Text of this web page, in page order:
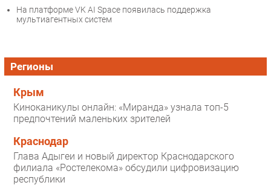
На платформе VK AI Space появилась поддержка
мультиагентных систем
Регионы
Крым
Киноканикулы онлайн: «Миранда» узнала топ-5
предпочтений маленьких зрителей
Краснодар
Глава Адыгеи и новый директор Краснодарского
филиала «Ростелекома» обсудили цифровизацию
республики